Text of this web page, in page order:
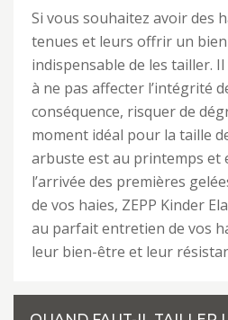
Si vous souhaitez avoir des
tenues et leurs offrir un
indispensable de les tailler.
à ne pas affecter l’intégrité
conséquence, risquer de
moment idéal pour la taille
arbuste est au printemps et
l’arrivée des premières
de vos haies, ZEPP Kinder
au parfait entretien de vos
leur bien-être et leur